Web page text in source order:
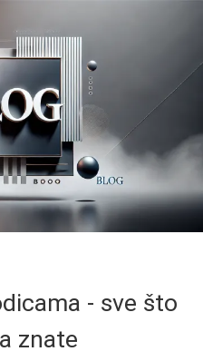
- sve što
znate